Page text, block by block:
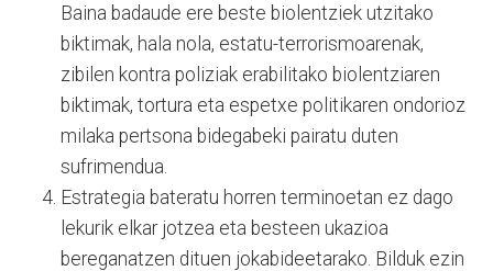
Baina badaude ere beste biolentziek utzitako
biktimak, hala nola, estatu-terrorismoarenak,
zibilen kontra poliziak erabilitako biolentziaren
biktimak, tortura eta espetxe politikaren ondorioz
milaka pertsona bidegabeki pairatu duten
sufrimendua.
Estrategia bateratu horren terminoetan ez dago
lekurik elkar jotzea eta besteen ukazioa
bereganatzen dituen jokabideetarako. Bilduk ezin